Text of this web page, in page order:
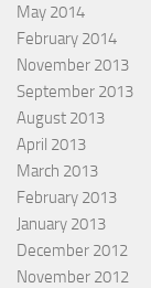
May 2014
February 2014
November 2013
September 2013
August 2013
April 2013
March 2013
February 2013
January 2013
December 2012
November 2012